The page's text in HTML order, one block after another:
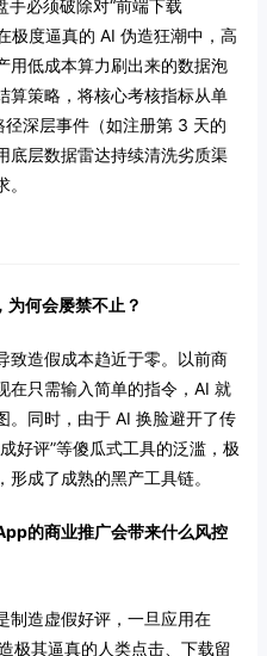
手必须破除对“前端下载
极度逼真的 AI 伪造狂潮中，高
用低成本算力刷出来的数据泡
算策略，将核心考核指标从单
径深层事件（如注册第 3 天的
底层数据雷达持续清洗劣质渠
为何会屡禁不止？
致造假成本趋近于零。以前商
在只需输入简单的指令，AI 就
。同时，由于 AI 换脸避开了传
好评”等傻瓜式工具的泛滥，极
成了成熟的黑产工具链。
的商业推广会带来什么风控
制造虚假好评，一旦应用在
极其逼真的人类点击、下载留